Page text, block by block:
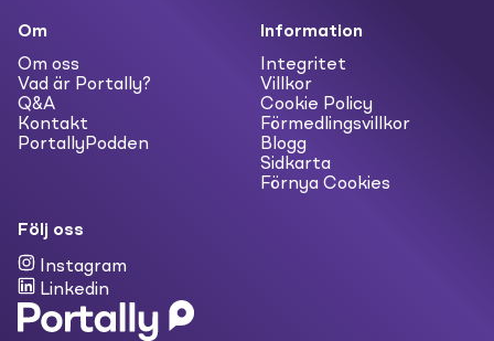
Om
Om oss
Vad är Portally?
Q&A
Kontakt
PortallyPodden
Information
Integritet
Villkor
Cookie Policy
Förmedlingsvillkor
Blogg
Sidkarta
Förnya Cookies
Följ oss
Instagram
Linkedin